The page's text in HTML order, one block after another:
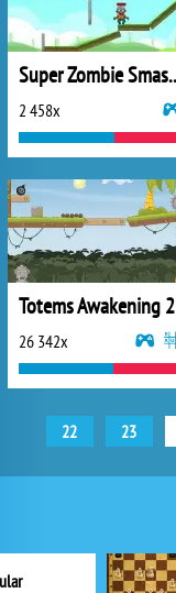
Super
2 458x
Totems Awakening 2
26 342x
22 23